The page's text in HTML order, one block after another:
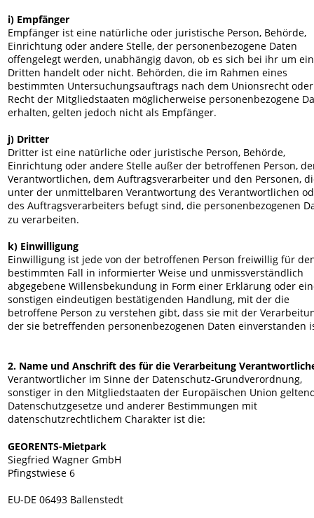
i) Empfänger
Empfänger ist eine natürliche oder juristische Person, Behörde,
Einrichtung oder andere Stelle, der personenbezogene Daten
offengelegt werden, unabhängig davon, ob es sich bei ihr um
Dritten handelt oder nicht. Behörden, die im Rahmen eines
bestimmten Untersuchungsauftrags nach dem Unionsrecht
Recht der Mitgliedstaaten möglicherweise personenbezogene
erhalten, gelten jedoch nicht als Empfänger.
j) Dritter
Dritter ist eine natürliche oder juristische Person, Behörde,
Einrichtung oder andere Stelle außer der betroffenen Person,
Verantwortlichen, dem Auftragsverarbeiter und den Personen,
unter der unmittelbaren Verantwortung des Verantwortlichen
des Auftragsverarbeiters befugt sind, die personenbezogenen
zu verarbeiten.
k) Einwilligung
Einwilligung ist jede von der betroffenen Person freiwillig für
bestimmten Fall in informierter Weise und unmissverständlich
abgegebene Willensbekundung in Form einer Erklärung oder
sonstigen eindeutigen bestätigenden Handlung, mit der die
betroffene Person zu verstehen gibt, dass sie mit der
der sie betreffenden personenbezogenen Daten einverstanden
2. Name und Anschrift des für die Verarbeitung
Verantwortlicher im Sinne der Datenschutz-Grundverordnung,
sonstiger in den Mitgliedstaaten der Europäischen Union
Datenschutzgesetze und anderer Bestimmungen mit
datenschutzrechtlichem Charakter ist die:
GEORENTS-Mietpark
Siegfried Wagner GmbH
Pfingstwiese 6
EU-DE 06493 Ballenstedt